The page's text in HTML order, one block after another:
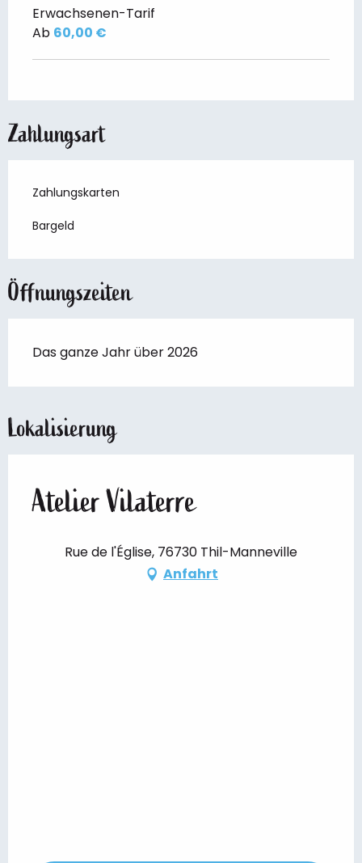
Erwachsenen-Tarif
Ab 60,00 €
Zahlungsart
Zahlungskarten
Bargeld
Öffnungszeiten
Das ganze Jahr über 2026
Lokalisierung
Atelier Vilaterre
Rue de l'Église, 76730 Thil-Manneville
Anfahrt